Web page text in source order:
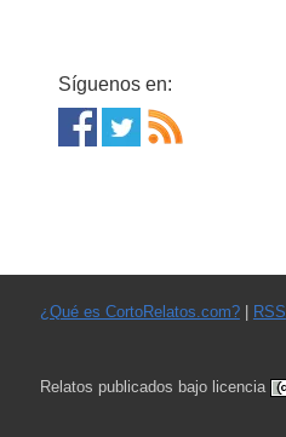
Síguenos en:
¿Qué es CortoRelatos.com?| RSS
Relatos publicados bajo licencia